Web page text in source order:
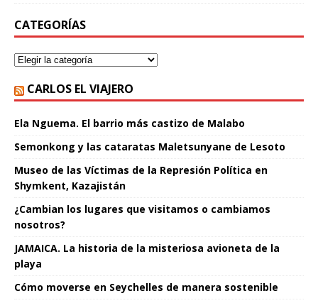
CATEGORÍAS
CARLOS EL VIAJERO
Ela Nguema. El barrio más castizo de Malabo
Semonkong y las cataratas Maletsunyane de Lesoto
Museo de las Víctimas de la Represión Política en
Shymkent, Kazajistán
¿Cambian los lugares que visitamos o cambiamos
nosotros?
JAMAICA. La historia de la misteriosa avioneta de la
playa
Cómo moverse en Seychelles de manera sostenible